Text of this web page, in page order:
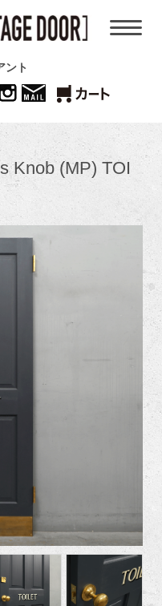
ント
Knob (MP) TOI